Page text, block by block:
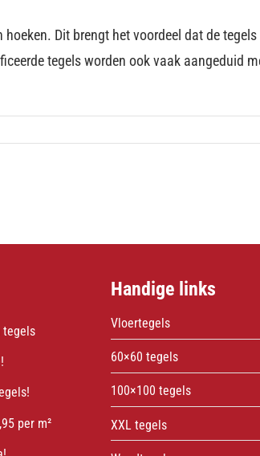
Dit brengt het voordeel dat de
tegels worden ook vaak aangeduid
tegels
per m²
Handige links
Vloertegels
60×60 tegels
100×100 tegels
XXL tegels